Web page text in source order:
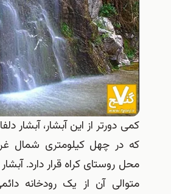
کمی دورتر از این آبشار، آبشار
که در چهل کیلومتری شمال
محل روستای کراه قرار دارد.
متوالی آن از یک رودخانه